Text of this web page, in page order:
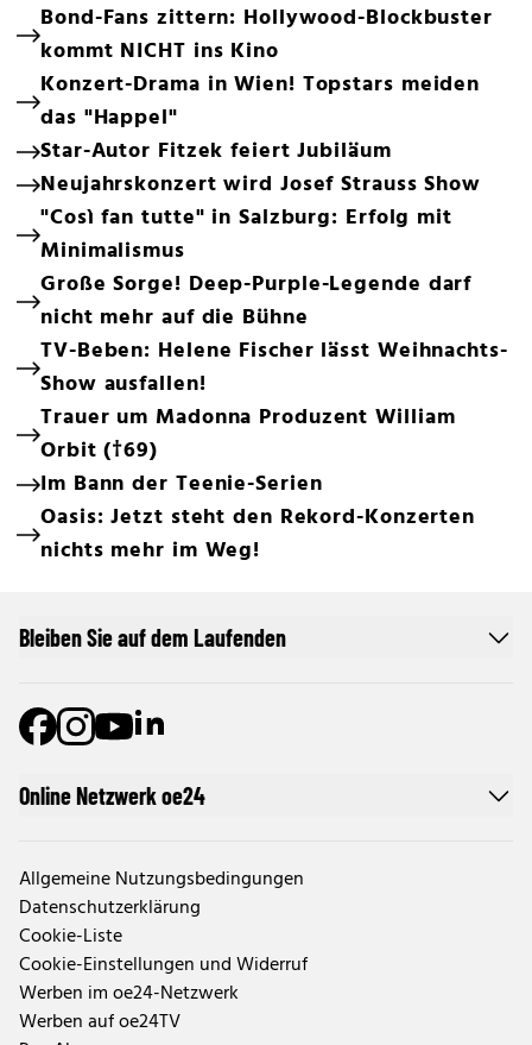
Bond-Fans zittern: Hollywood-Blockbuster
kommt NICHT ins Kino
Konzert-Drama in Wien! Topstars meiden
das "Happel"
Star-Autor Fitzek feiert Jubiläum
Neujahrskonzert wird Josef Strauss Show
"Così fan tutte" in Salzburg: Erfolg mit
Minimalismus
Große Sorge! Deep-Purple-Legende darf
nicht mehr auf die Bühne
TV-Beben: Helene Fischer lässt Weihnachts-
Show ausfallen!
Trauer um Madonna Produzent William
Orbit (†69)
Im Bann der Teenie-Serien
Oasis: Jetzt steht den Rekord-Konzerten
nichts mehr im Weg!
Online Netzwerk oe24
Allgemeine Nutzungsbedingungen
Datenschutzerklärung
Cookie-Liste
Cookie-Einstellungen und Widerruf
Werben im oe24-Netzwerk
Werben auf oe24TV
Bleiben Sie auf dem Laufenden